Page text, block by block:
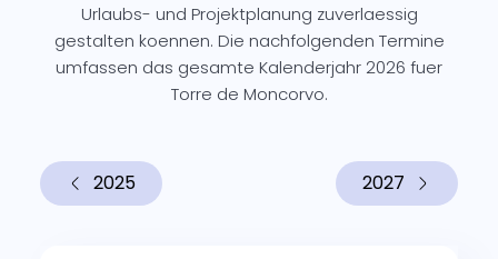
Urlaubs- und Projektplanung zuverlaessig
gestalten koennen. Die nachfolgenden Termine
umfassen das gesamte Kalenderjahr 2026 fuer
Torre de Moncorvo.
2025 2027